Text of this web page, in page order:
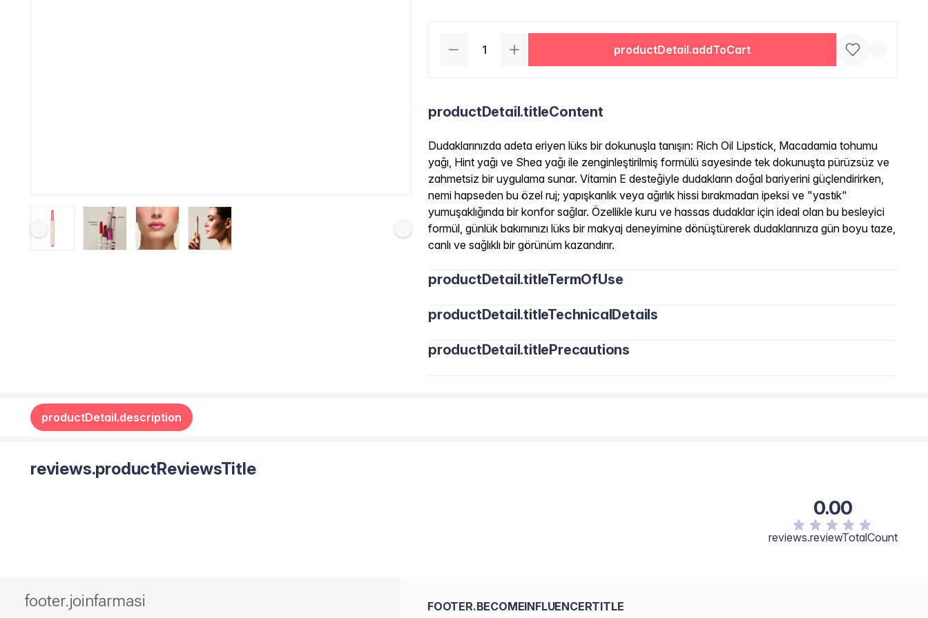
productDetail.addToCart
productDetail.titleContent
Dudaklarınızda adeta eriyen lüks bir dokunuşla tanışın: Rich Oil Lipstick, Macadamia tohumu
yağı, Hint yağı ve Shea yağı ile zenginleştirilmiş formülü sayesinde tek dokunuşta pürüzsüz ve
zahmetsiz bir uygulama sunar. Vitamin E desteğiyle dudakların doğal bariyerini güçlendirirken,
nemi hapseden bu özel ruj; yapışkanlık veya ağırlık hissi bırakmadan ipeksi ve "yastık"
yumuşaklığında bir konfor sağlar. Özellikle kuru ve hassas dudaklar için ideal olan bu besleyici
formül, günlük bakımınızı lüks bir makyaj deneyimine dönüştürerek dudaklarınıza gün boyu taze,
canlı ve sağlıklı bir görünüm kazandırır.
productDetail.titleTermOfUse
productDetail.titleTechnicalDetails
productDetail.titlePrecautions
productDetail.description
reviews.productReviewsTitle
0.00
reviews.reviewTotalCount
footer.joinfarmasi FOOTER.BECOMEINFLUENCERTITLE